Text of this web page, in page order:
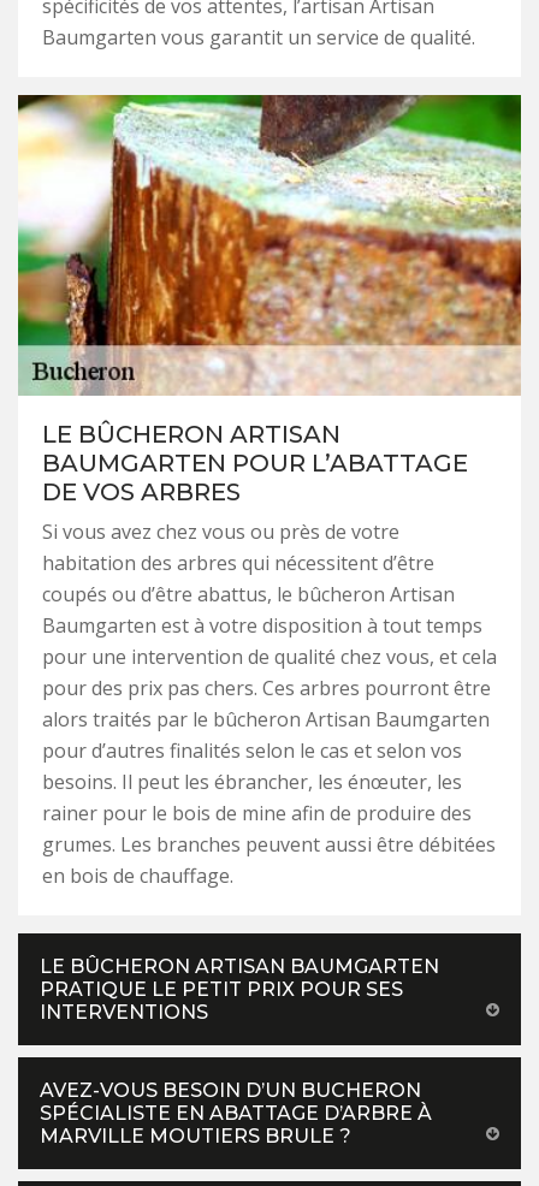
spécificités de vos attentes, l’artisan Artisan
Baumgarten vous garantit un service de qualité.
LE BÛCHERON ARTISAN
BAUMGARTEN POUR L’ABATTAGE
DE VOS ARBRES
Si vous avez chez vous ou près de votre
habitation des arbres qui nécessitent d’être
coupés ou d’être abattus, le bûcheron Artisan
Baumgarten est à votre disposition à tout temps
pour une intervention de qualité chez vous, et cela
pour des prix pas chers. Ces arbres pourront être
alors traités par le bûcheron Artisan Baumgarten
pour d’autres finalités selon le cas et selon vos
besoins. Il peut les ébrancher, les énœuter, les
rainer pour le bois de mine afin de produire des
grumes. Les branches peuvent aussi être débitées
en bois de chauffage.
LE BÛCHERON ARTISAN BAUMGARTEN
PRATIQUE LE PETIT PRIX POUR SES
INTERVENTIONS
AVEZ-VOUS BESOIN D’UN BUCHERON
SPÉCIALISTE EN ABATTAGE D’ARBRE À
MARVILLE MOUTIERS BRULE ?